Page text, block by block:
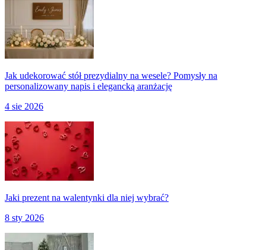
Jak udekorować stół prezydialny na wesele? Pomysły na
personalizowany napis i elegancką aranżację
4 sie 2026
Jaki prezent na walentynki dla niej wybrać?
8 sty 2026